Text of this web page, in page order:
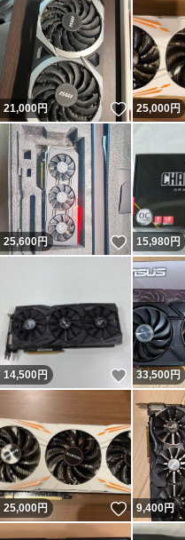
21,000円 いいね！
25,000円
25,600円 いいね！
15,980円
14,500円 いいね！
33,500 円
25,000円 いいね！
9,400円